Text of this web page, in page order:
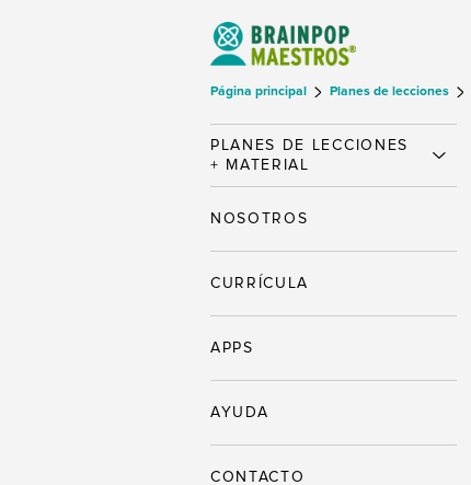
Página principal Planes de lecciones
PLANES DE LECCIONES
+ MATERIAL
NOSOTROS
CURRÍCULA
APPS
AYUDA
CONTACTO